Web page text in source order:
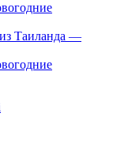
Таиланда —